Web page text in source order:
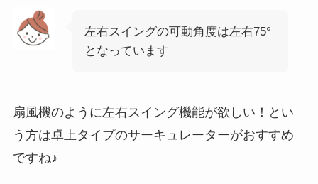
左右スイングの可動角度は左右75°
となっています
扇風機のように左右スイング機能が欲しい！とい
う方は卓上タイプのサーキュレーターがおすすめ
ですね♪